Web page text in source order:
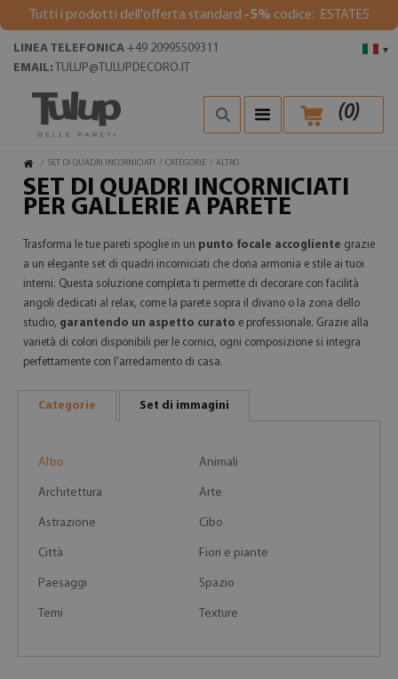
Tutti i prodotti dell'offerta standard -5% codice: ESTATE5
▾
LINEA TELEFONICA +49 20995509311
EMAIL: TULUP@TULUPDECORO.IT
(0)
/ SET DI QUADRI INCORNICIATI / CATEGORIE / ALTRO
SET DI QUADRI INCORNICIATI
PER GALLERIE A PARETE
Trasforma le tue pareti spoglie in un punto focale accogliente grazie
a un elegante set di quadri incorniciati che dona armonia e stile ai tuoi
interni. Questa soluzione completa ti permette di decorare con facilità
angoli dedicati al relax, come la parete sopra il divano o la zona dello
studio, garantendo un aspetto curato e professionale. Grazie alla
varietà di colori disponibili per le cornici, ogni composizione si integra
perfettamente con l'arredamento di casa.
Categorie Set di immagini
Altro Animali
Architettura Arte
Astrazione Cibo
Città Fiori e piante
Paesaggi Spazio
Temi Texture